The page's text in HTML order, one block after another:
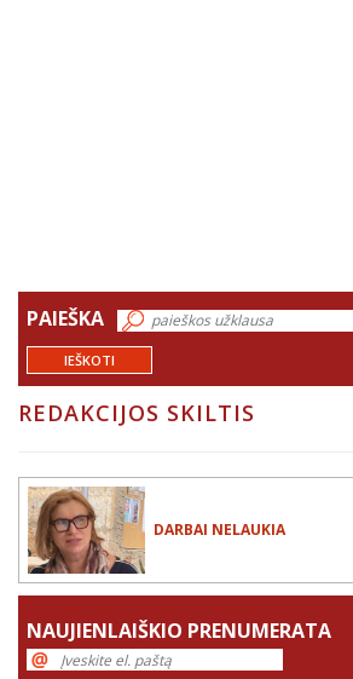
PAIEŠKA
IEŠKOTI
REDAKCIJOS SKILTIS
DARBAI NELAUKIA
NAUJIENLAIŠKIO PRENUMERATA